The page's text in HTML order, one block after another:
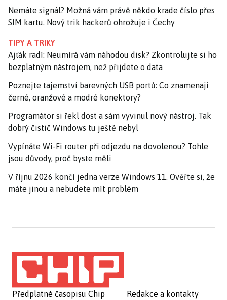
Nemáte signál? Možná vám právě někdo krade číslo přes
SIM kartu. Nový trik hackerů ohrožuje i Čechy
TIPY A TRIKY
Ajťák radí: Neumírá vám náhodou disk? Zkontrolujte si ho
bezplatným nástrojem, než přijdete o data
Poznejte tajemství barevných USB portů: Co znamenají
černé, oranžové a modré konektory?
Programátor si řekl dost a sám vyvinul nový nástroj. Tak
dobrý čistič Windows tu ještě nebyl
Vypínáte Wi-Fi router při odjezdu na dovolenou? Tohle
jsou důvody, proč byste měli
V říjnu 2026 končí jedna verze Windows 11. Ověřte si, že
máte jinou a nebudete mít problém
Předplatné časopisu Chip
Redakce a kontakty